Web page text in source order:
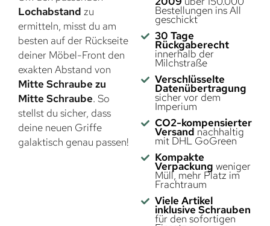
Lochabstand zu
ermitteln, misst du am
besten auf der Rückseite
deiner Möbel-Front den
exakten Abstand von
Mitte Schraube zu
Mitte Schraube. So
stellst du sicher, dass
deine neuen Griffe
galaktisch genau passen!
Bestellungen ins All
geschickt
30 Tage
Rückgaberecht
innerhalb der
Milchstraße
Verschlüsselte
Datenübertragung
sicher vor dem
Imperium
CO2-kompensierter
Versand nachhaltig
mit DHL GoGreen
Kompakte
Verpackung weniger
Müll, mehr Platz im
Frachtraum
Viele Artikel
inklusive Schrauben
für den sofortigen